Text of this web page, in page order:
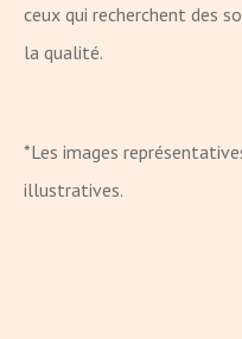
ceux qui recherchent des
la qualité.
*Les images
illustratives.